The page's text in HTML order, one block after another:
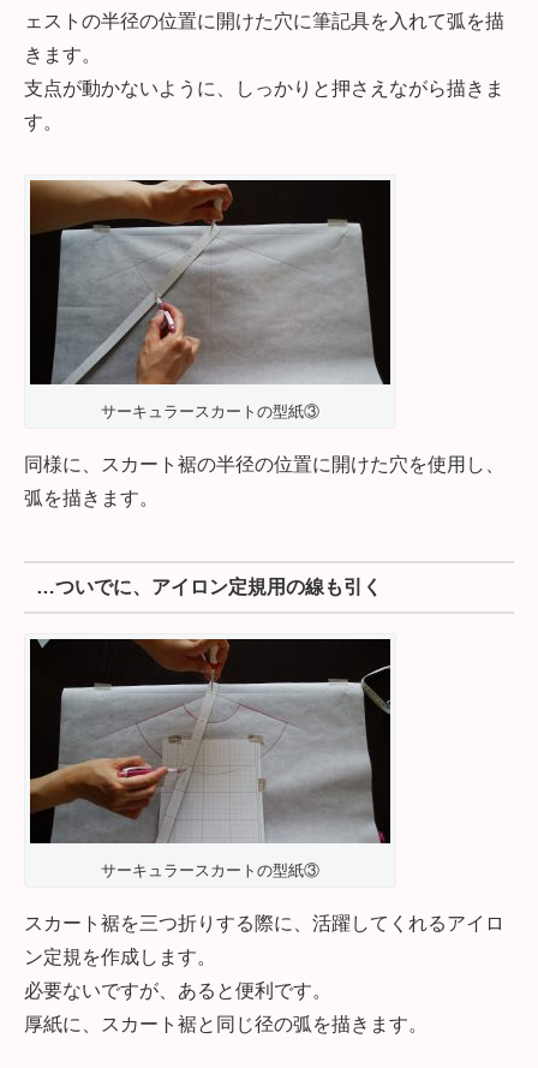
ェストの半径の位置に開けた穴に筆記具を入れて弧を描
きます。
支点が動かないように、しっかりと押さえながら描きま
す。
サーキュラースカートの型紙③
同様に、スカート裾の半径の位置に開けた穴を使用し、
弧を描きます。
…ついでに、アイロン定規用の線も引く
サーキュラースカートの型紙③
スカート裾を三つ折りする際に、活躍してくれるアイロ
ン定規を作成します。
必要ないですが、あると便利です。
厚紙に、スカート裾と同じ径の弧を描きます。